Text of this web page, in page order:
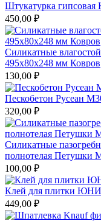
Штукатурка гипсовая
450,00 ₽
Силикатные
495х80х248 мм Ковров
130,00 ₽
Пескобетон Русеан
320,00 ₽
Силикатные
полнотелая Петушки
100,00 ₽
Клей для плитки
449,00 ₽